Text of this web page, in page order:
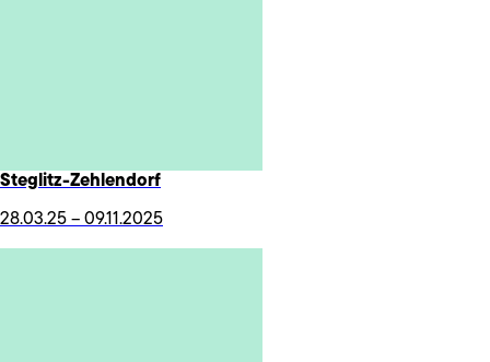
Steglitz-Zehlendorf
28.03.25 – 09.11.2025